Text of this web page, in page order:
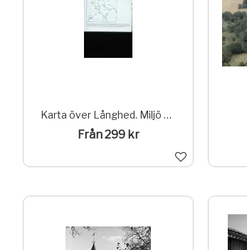
Karta över Långhed. Miljö av riksintresse
Från 299 kr